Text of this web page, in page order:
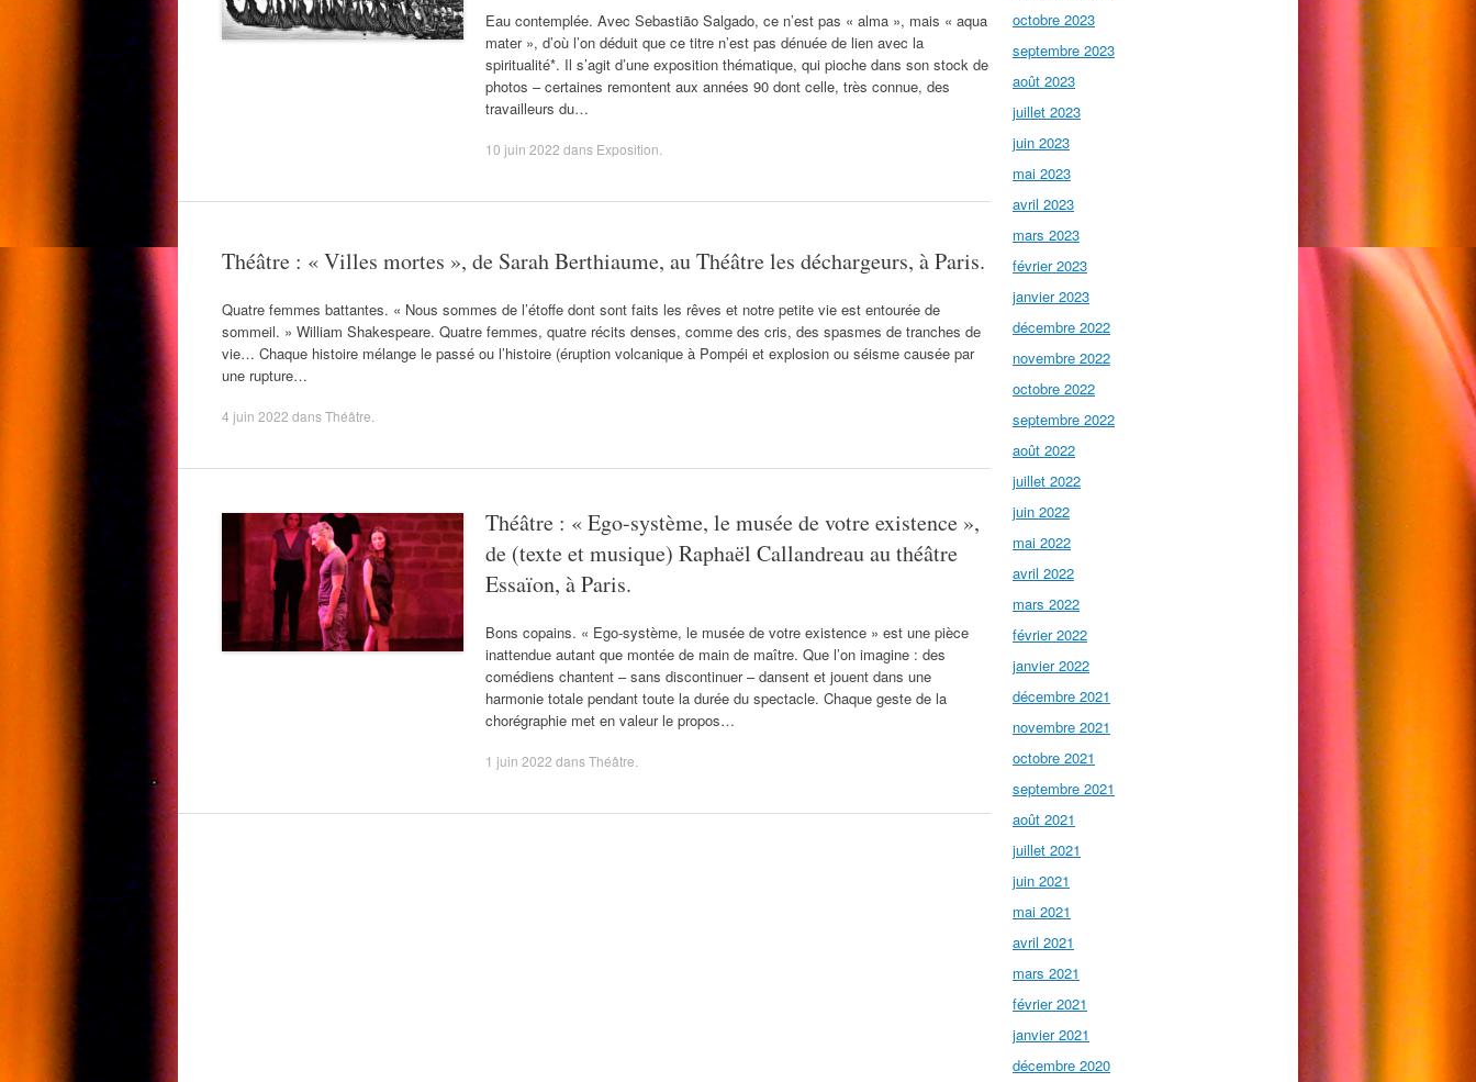
Eau contemplée. Avec Sebastião Salgado, ce n’est pas « alma », mais « aqua
mater », d’où l’on déduit que ce titre n’est pas dénuée de lien avec la
spiritualité*. Il s’agit d’une exposition thématique, qui pioche dans son stock de
photos – certaines remontent aux années 90 dont celle, très connue, des
travailleurs du…
10 juin 2022 dans Exposition
Théâtre : « Villes mortes », de Sarah Berthiaume, au Théâtre les déchargeurs, à Paris.
Quatre femmes battantes. « Nous sommes de l’étoffe dont sont faits les rêves et notre petite vie est entourée de
sommeil. » William Shakespeare. Quatre femmes, quatre récits denses, comme des cris, des spasmes de tranches de
vie… Chaque histoire mélange le passé ou l’histoire (éruption volcanique à Pompéi et explosion ou séisme causée par
une rupture…
4 juin 2022 dansThéâtre
Théâtre : « Ego-système, le musée de votre existence »,
de (texte et musique) Raphaël Callandreau au théâtre
Essaïon, à Paris.
Bons copains. « Ego-système, le musée de votre existence » est une pièce
inattendue autant que montée de main de maître. Que l’on imagine : des
comédiens chantent – sans discontinuer – dansent et jouent dans une
harmonie totale pendant toute la durée du spectacle. Chaque geste de la
chorégraphie met en valeur le propos…
1 juin 2022 dansThéâtre
octobre 2023
septembre 2023
août 2023
juillet 2023
juin 2023
mai 2023
avril 2023
mars 2023
février 2023
janvier 2023
décembre 2022
novembre 2022
octobre 2022
septembre 2022
août 2022
juillet 2022
juin 2022
mai 2022
avril 2022
mars 2022
février 2022
janvier 2022
décembre 2021
novembre 2021
octobre 2021
septembre 2021
août 2021
juillet 2021
juin 2021
mai 2021
avril 2021
mars 2021
février 2021
janvier 2021
décembre 2020